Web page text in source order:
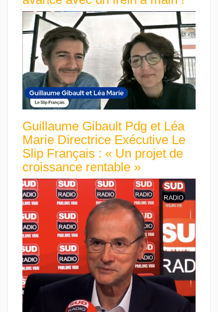
Guillaume Gibault Pdg et Léa
Marie Directrice Exécutive Le
Slip Français : « Un projet de
croissance rentable »